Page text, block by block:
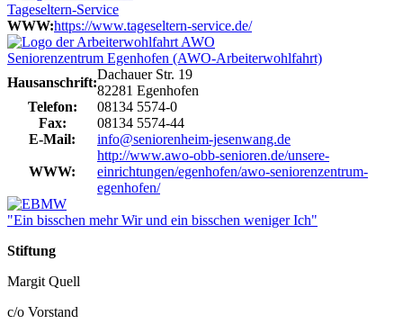
Tageseltern-Service
WWW:https://www.tageseltern-service.de/
Seniorenzentrum Egenhofen (AWO-Arbeiterwohlfahrt)
Hausanschrift:
Dachauer Str. 19
82281 Egenhofen
Telefon:
08134 5574-0
Fax:
08134 5574-44
E-Mail:
info@seniorenheim-jesenwang.de
WWW:
http://www.awo-obb-senioren.de/unsere-
einrichtungen/egenhofen/awo-seniorenzentrum-
egenhofen/
"Ein bisschen mehr Wir und ein bisschen weniger Ich"
Stiftung
Margit Quell
c/o Vorstand